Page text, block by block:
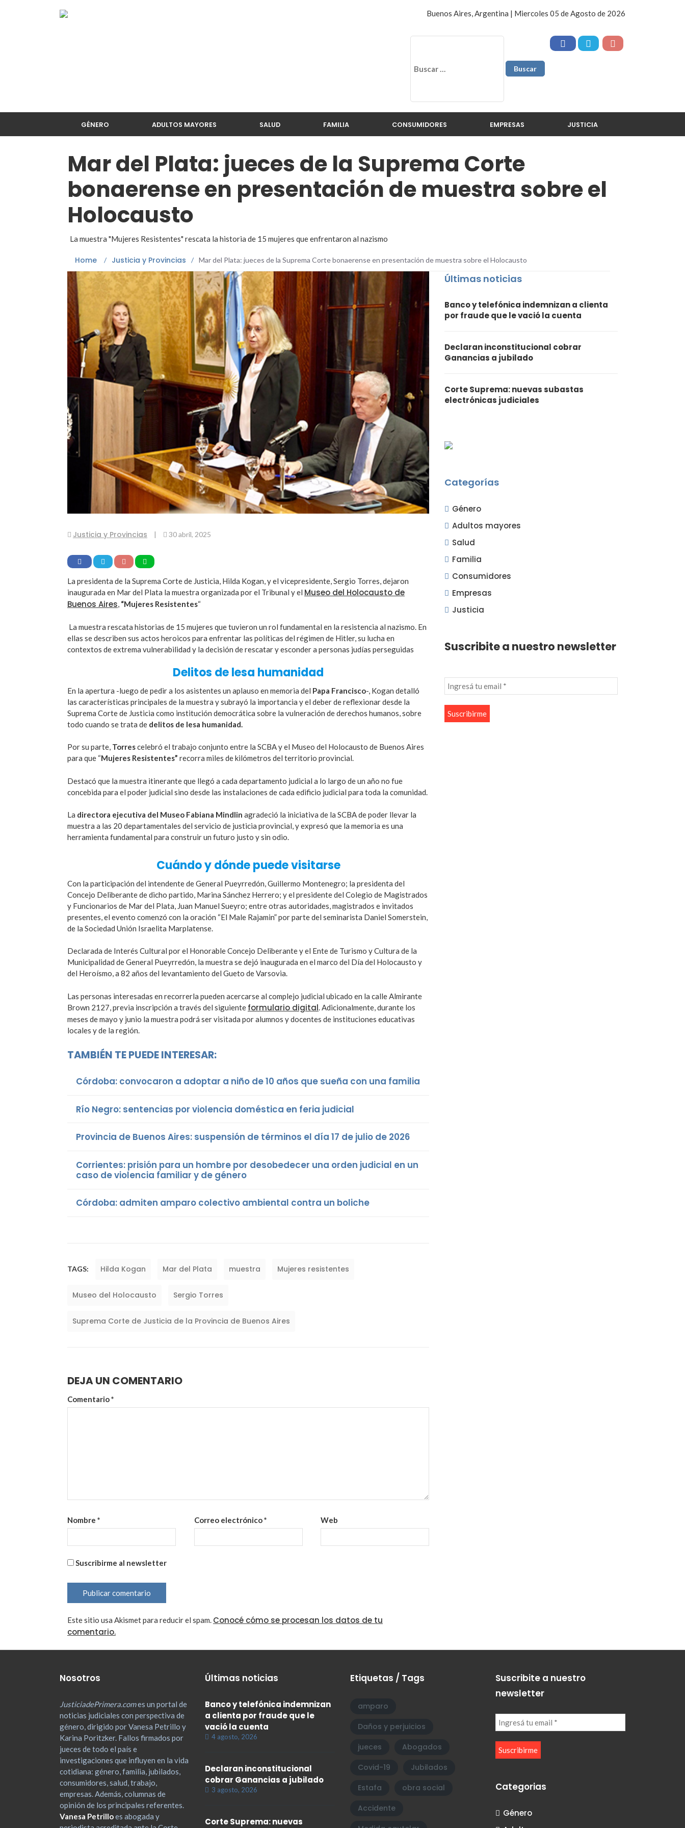
Buenos Aires, Argentina | Miercoles 05 de Agosto de 2026
GÉNERO ADULTOS MAYORES SALUD FAMILIA CONSUMIDORES EMPRESAS JUSTICIA
Mar del Plata: jueces de la Suprema Corte
bonaerense en presentación de muestra sobre el
Holocausto
La muestra "Mujeres Resistentes" rescata la historia de 15 mujeres que enfrentaron al nazismo
Home / Justicia y Provincias / Mar del Plata: jueces de la Suprema Corte bonaerense en presentación de muestra sobre el Holocausto
Justicia y Provincias | 30 abril, 2025
La presidenta de la Suprema Corte de Justicia, Hilda Kogan, y el vicepresidente, Sergio Torres, dejaron
inaugurada en Mar del Plata la muestra organizada por el Tribunal y el Museo del Holocausto de
Buenos Aires, “Mujeres Resistentes“
La muestra rescata historias de 15 mujeres que tuvieron un rol fundamental en la resistencia al nazismo. En
ellas se describen sus actos heroicos para enfrentar las políticas del régimen de Hitler, su lucha en
contextos de extrema vulnerabilidad y la decisión de rescatar y esconder a personas judías perseguidas
Delitos de lesa humanidad
En la apertura -luego de pedir a los asistentes un aplauso en memoria del Papa Francisco-, Kogan detalló
las características principales de la muestra y subrayó la importancia y el deber de reflexionar desde la
Suprema Corte de Justicia como institución democrática sobre la vulneración de derechos humanos, sobre
todo cuando se trata de delitos de lesa humanidad.
Por su parte, Torrescelebró el trabajo conjunto entre la SCBA y el Museo del Holocausto de Buenos Aires
para que “Mujeres Resistentes” recorra miles de kilómetros del territorio provincial.
Destacó que la muestra itinerante que llegó a cada departamento judicial a lo largo de un año no fue
concebida para el poder judicial sino desde las instalaciones de cada edificio judicial para toda la comunidad.
La directora ejecutiva del Museo Fabiana Mindlin agradeció la iniciativa de la SCBA de poder llevar la
muestra a las 20 departamentales del servicio de justicia provincial, y expresó que la memoria es una
herramienta fundamental para construir un futuro justo y sin odio.
Cuándo y dónde puede visitarse
Con la participación del intendente de General Pueyrredón, Guillermo Montenegro; la presidenta del
Concejo Deliberante de dicho partido, Marina Sánchez Herrero; y el presidente del Colegio de Magistrados
y Funcionarios de Mar del Plata, Juan Manuel Sueyro; entre otras autoridades, magistrados e invitados
presentes, el evento comenzó con la oración “El Male Rajamin” por parte del seminarista Daniel Somerstein,
de la Sociedad Unión Israelita Marplatense.
Declarada de Interés Cultural por el Honorable Concejo Deliberante y el Ente de Turismo y Cultura de la
Municipalidad de General Pueyrredón, la muestra se dejó inaugurada en el marco del Día del Holocausto y
del Heroísmo, a 82 años del levantamiento del Gueto de Varsovia.
Las personas interesadas en recorrerla pueden acercarse al complejo judicial ubicado en la calle Almirante
Brown 2127, previa inscripción a través del siguiente formulario digital. Adicionalmente, durante los
meses de mayo y junio la muestra podrá ser visitada por alumnos y docentes de instituciones educativas
locales y de la región.
TAMBIÉN TE PUEDE INTERESAR:
Córdoba: convocaron a adoptar a niño de 10 años que sueña con una familia
Río Negro: sentencias por violencia doméstica en feria judicial
Provincia de Buenos Aires: suspensión de términos el día 17 de julio de 2026
Corrientes: prisión para un hombre por desobedecer una orden judicial en un
caso de violencia familiar y de género
Córdoba: admiten amparo colectivo ambiental contra un boliche
TAGS: Hilda Kogan Mar del Plata muestra Mujeres resistentes
Museo del Holocausto Sergio Torres
Suprema Corte de Justicia de la Provincia de Buenos Aires
DEJA UN COMENTARIO
Comentario*
Nombre * Correo electrónico* Web
Suscribirme al newsletter
Este sitio usa Akismet para reducir el spam. Conocé cómo se procesan los datos de tu
comentario.
Últimas noticias
Banco y telefónica indemnizan a clienta
por fraude que le vació la cuenta
Declaran inconstitucional cobrar
Ganancias a jubilado
Corte Suprema: nuevas subastas
electrónicas judiciales
Categorías
Género
Adultos mayores
Salud
Familia
Consumidores
Empresas
Justicia
Suscribite a nuestro newsletter
Nosotros
JusticiadePrimera.comes un portal de
noticias judiciales con perspectiva de
género, dirigido por Vanesa Petrillo y
Karina Poritzker. Fallos firmados por
jueces de todo el país e
investigaciones que influyen en la vida
cotidiana: género, familia, jubilados,
consumidores, salud, trabajo,
empresas. Además, columnas de
opinión de los principales referentes.
Vanesa Petrilloes abogada y
Últimas noticias
Banco y telefónica indemnizan
a clienta por fraude que le
vació la cuenta
4 agosto, 2026
Declaran inconstitucional
cobrar Ganancias a jubilado
3 agosto, 2026
Corte Suprema: nuevas
Etiquetas / Tags
amparo
Daños y perjuicios
jueces
Abogados
Covid-19
Jubilados
Estafa
obra social
Accidente
Suscribite a nuestro
newsletter
Categorias
Género